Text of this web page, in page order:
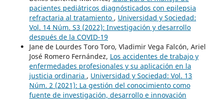
pacientes pediátricos diagnósticados con epilepsia
refractaria al tratamiento , Universidad y Sociedad:
Vol. 14 Núm. S3 (2022): Investigación y desarrollo
después de la COVID-19
Jane de Lourdes Toro Toro, Vladimir Vega Falcón, Ariel
José Romero Fernández, Los accidentes de trabajo y
enfermedades profesionales y su aplicación en la
justicia ordinaria , Universidad y Sociedad: Vol. 13
Núm. 2 (2021): La gestión del conocimiento como
fuente de investigación, desarrollo e innovación